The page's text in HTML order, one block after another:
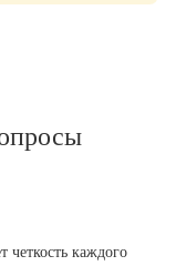
четкость каждого